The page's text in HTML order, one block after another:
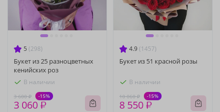
5 (298)
Букет из 25 разноцветных
кенийских роз
В наличии
3 600 ₽ -15%
3 060 ₽
4.9 (1457)
Букет из 51 красной розы
В наличии
10 060 ₽ -15%
8 550 ₽